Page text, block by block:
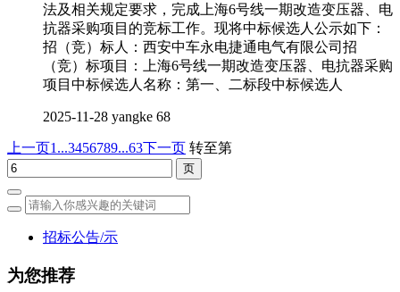
法及相关规定要求，完成上海6号线一期改造变压器、电
抗器采购项目的竞标工作。现将中标候选人公示如下：
招（竞）标人：西安中车永电捷通电气有限公司招
（竞）标项目：上海6号线一期改造变压器、电抗器采购
项目中标候选人名称：第一、二标段中标候选人
2025-11-28 yangke 68
上一页1...3456789...63下一页 转至第
招标公告/示
为您推荐